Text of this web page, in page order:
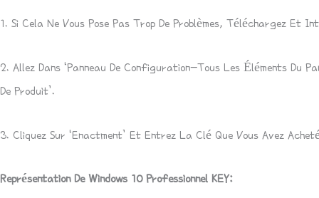
1. Si Cela Ne Vous Pose Pas Trop De Problèmes, Téléchargez Et
2. Allez Dans ‘Panneau De Configuration-Tous Les Éléments Du
De Produit’.
3. Cliquez Sur ‘Enactment’ Et Entrez La Clé Que Vous Avez
Représentation De Windows 10 Professionnel KEY: